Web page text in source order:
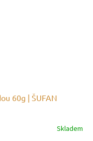
60g | ŠUFAN
Skladem